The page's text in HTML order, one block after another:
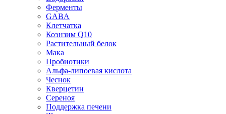
Ферменты
GABA
Клетчатка
Коэнзим Q10
Растительный белок
Мака
Пробиотики
Альфа-липоевая кислота
Чеснок
Кверцетин
Сереноя
Поддержка печени